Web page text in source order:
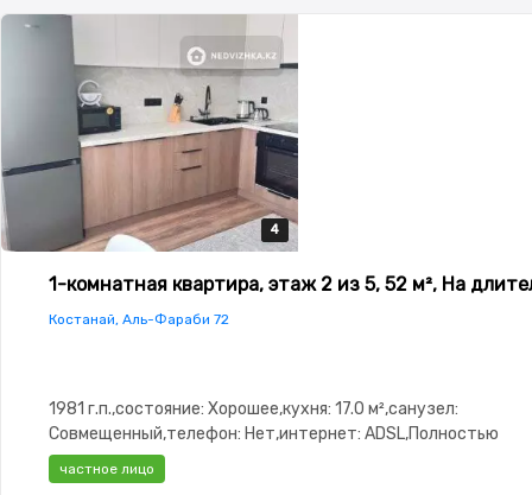
4
4
4
4
1-комнатная квартира, этаж 2 из 5, 52 м², На
Костанай, Аль-Фараби 72
1981 г.п.,состояние: Хорошее,кухня: 17.0 м²,санузел:
Совмещенный,телефон: Нет,интернет: ADSL,Полностью
меблирована,Полностью меблирована,паркинг: Рядом
стоянка,Домофон,Видеонаблюдение,Пластиковые
частное лицо